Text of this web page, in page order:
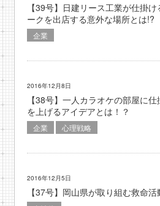
【39号】日建リース工業が仕掛
ークを出店する意外な場所とは!?
企業
2016年12月8日
【38号】一人カラオケの部屋に
を上げるアイデアとは！？
企業 心理戦略
2016年12月5日
【37号】岡山県が取り組む救命